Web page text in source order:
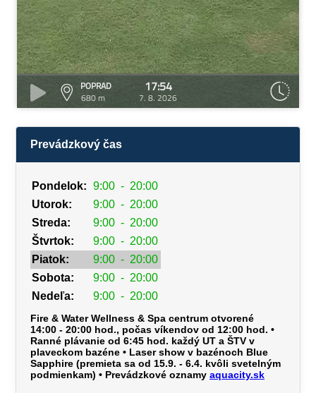
POPRAD
680 m
17:54
7. 8. 2026
Prevádzkový čas
Pondelok: 9:00 - 20:00
Utorok:
9:00 - 20:00
Streda:
9:00 - 20:00
Štvrtok:
9:00 - 20:00
Piatok:
9:00 - 20:00
Sobota:
9:00 - 20:00
Nedeľa:
9:00 - 20:00
Fire & Water Wellness & Spa centrum otvorené
14:00 - 20:00 hod., počas víkendov od 12:00 hod. •
Ranné plávanie od 6:45 hod. každý UT a ŠTV v
plaveckom bazéne • Laser show v bazénoch Blue
Sapphire (premieta sa od 15.9. - 6.4. kvôli svetelným
podmienkam) • Prevádzkové oznamy aquacity.sk